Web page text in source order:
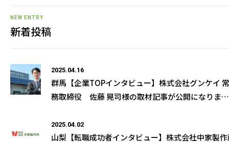
NEW ENTRY
新着投稿
2025.04.16
群馬【企業TOPインタビュー】株式会社グンケイ 常
務取締役 佐藤 晃司様の取材記事が公開になりまし
2025.04.02
山梨【転職成功者インタビュー】株式会社中家製